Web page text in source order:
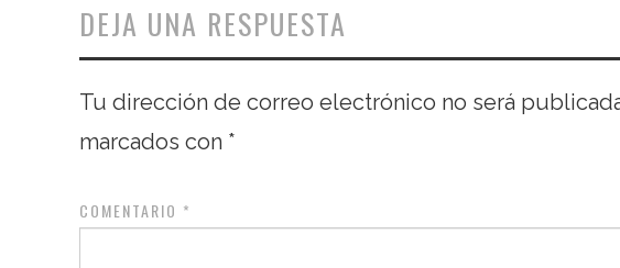
DEJA UNA RESPUESTA
Tu dirección de correo electrónico no será
marcados con *
COMENTARIO *